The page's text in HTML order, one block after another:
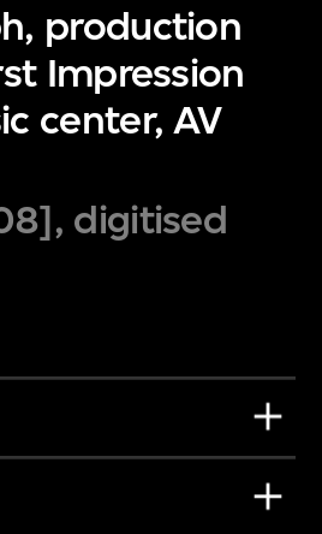
production
Impression
center, AV
digitised